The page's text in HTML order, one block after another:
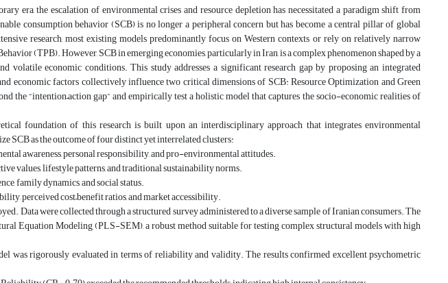
era, the escalation of environmental crises and resource depletion has necessitated a paradigm shift from
consumption behavior (SCB) is no longer a peripheral concern but has become a central pillar of global
research, most existing models predominantly focus on Western contexts or rely on relatively narrow
(TPB). However, SCB in emerging economies, particularly in Iran, is a complex phenomenon shaped by a
volatile economic conditions. This study addresses a significant research gap by proposing an integrated
economic factors collectively influence two critical dimensions of SCB: Resource Optimization and Green
the “intention–action gap” and empirically test a holistic model that captures the socio-economic realities of
foundation of this research is built upon an interdisciplinary approach that integrates environmental
SCB as the outcome of four distinct yet interrelated clusters:
awareness, personal responsibility, and pro-environmental attitudes.
values, lifestyle patterns, and traditional sustainability norms.
family dynamics, and social status.
perceived cost–benefit ratios, and market accessibility.
Data were collected through a structured survey administered to a diverse sample of Iranian consumers. The
Equation Modeling (PLS-SEM), a robust method suitable for testing complex structural models with high
was rigorously evaluated in terms of reliability and validity. The results confirmed excellent psychometric